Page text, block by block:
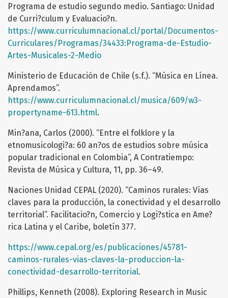
Programa de estudio segundo medio. Santiago: Unidad
de Curri?culum y Evaluacio?n.
https://www.curriculumnacional.cl/portal/Documentos-
Curriculares/Programas/34433:Programa-de-Estudio-
Artes-Musicales-2-Medio
Ministerio de Educación de Chile (s.f.). “Música en Línea.
Aprendamos”.
https://www.curriculumnacional.cl/musica/609/w3-
propertyname-613.html.
Min?ana, Carlos (2000). “Entre el folklore y la
etnomusicologi?a: 60 an?os de estudios sobre música
popular tradicional en Colombia”, A Contratiempo:
Revista de Música y Cultura, 11, pp. 36–49.
Naciones Unidad CEPAL (2020). “Caminos rurales: Vías
claves para la producción, la conectividad y el desarrollo
territorial”. Facilitacio?n, Comercio y Logi?stica en Ame?
rica Latina y el Caribe, boletín 377.
https://www.cepal.org/es/publicaciones/45781-
caminos-rurales-vias-claves-la-produccion-la-
conectividad-desarrollo-territorial.
Phillips, Kenneth (2008). Exploring Research in Music